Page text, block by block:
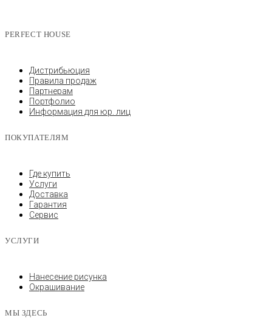
PERFECT HOUSE
Дистрибьюция
Правила продаж
Партнерам
Портфолио
Информация для юр. лиц
ПОКУПАТЕЛЯМ
Где купить
Услуги
Доставка
Гарантия
Сервис
УСЛУГИ
Нанесение рисунка
Окрашивание
МЫ ЗДЕСЬ